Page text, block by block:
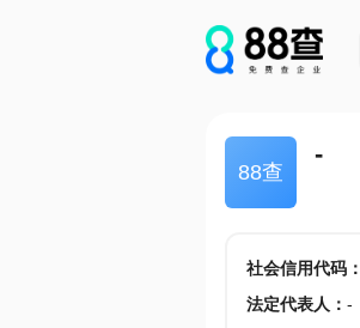
88查
-
社会信用代码：
法定代表人 ： -